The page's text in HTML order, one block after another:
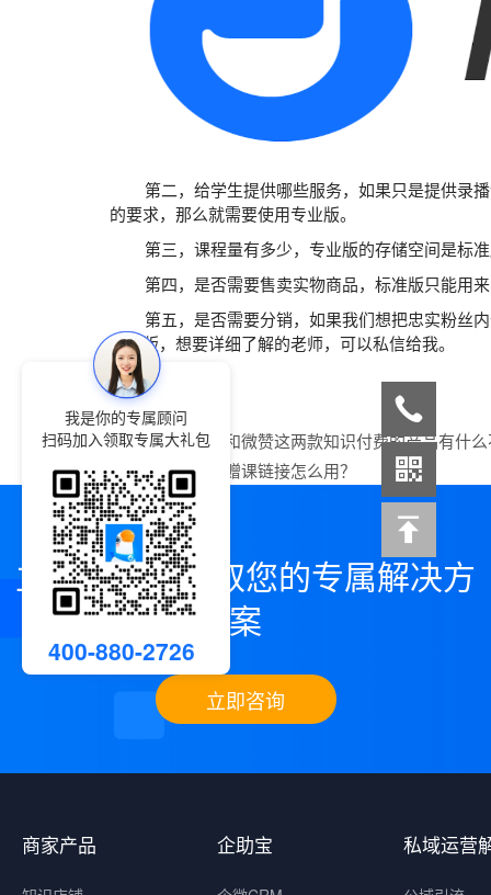
第二，给学生提供哪些服务，如果只是提供录播
的要求，那么就需要使用专业版。
第三，课程量有多少，专业版的存储空间是标准
第四，是否需要售卖实物商品，标准版只能用来
第五，是否需要分销，如果我们想把忠实粉丝内
专业版，想要详细了解的老师，可以私信给我。
上一篇：小鹅通和微赞这两款知识付费的产品有什
下一篇：小鹅通赠课链接怎么用？
立即咨询，领取您的专属解决方
案
立即咨询
商家产品 企助宝 私域运营
我是你的专属顾问
扫码加入领取专属大礼包
400-880-2726